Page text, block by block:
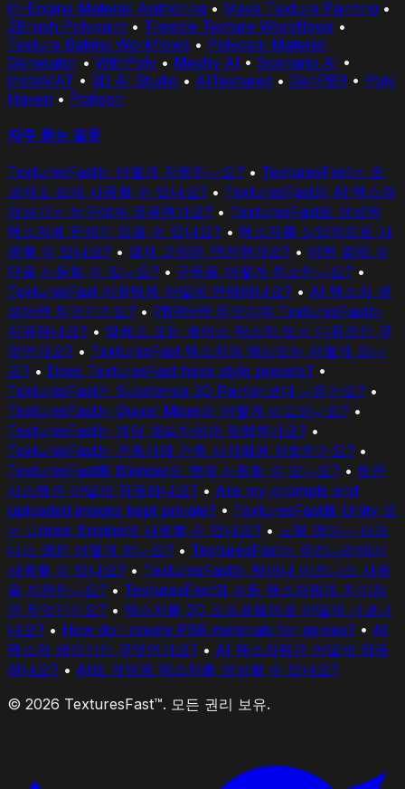
In-Engine Material Authoring • Maya Texture Painting •
ZBrush Polypaint • Tileable Texture Workflows •
Texture Baking Workflows • Polycam Material
Generator • WithPoly • Meshy AI • Scenario AI •
InstaMAT • 3D AI Studio • AITextured • GenPBR • Poly
Haven • Poliigon
자주 묻는 질문
TexturesFast는 어떻게 작동하나요? • TexturesFast는 초
보자도 쉽게 사용할 수 있나요? • TexturesFast의 AI 텍스처
생성기는 누구에게 유용한가요? • TexturesFast로 생성된
텍스처에 문제가 있을 수 있나요? • 텍스처를 상업적으로 사
용할 수 있나요? • 결제 과정은 안전한가요? • 어떤 결제 수
단을 사용할 수 있나요? • 구독을 어떻게 취소하나요? •
TexturesFast 지원팀에 어떻게 연락하나요? • AI 텍스처 생
성이란 무엇인가요? • PBR이란 무엇이며 TexturesFast는
지원하나요? • 알베도 또는 베이스 텍스처 또는 디퓨즈란 무
엇인가요? • TexturesFast 텍스처의 해상도는 어떻게 되나
요? • Does TexturesFast have style presets? •
TexturesFast가 Substance 3D Painter보다 나은가요? •
TexturesFast는 Quixel Mixer와 어떻게 비교되나요? •
TexturesFast는 게임 개발자에게 적합한가요? •
TexturesFast는 건축가와 건축 시각화에 적합한가요? •
TexturesFast를 Blender와 함께 사용할 수 있나요? • 토큰
시스템은 어떻게 작동하나요? • Are my prompts and
uploaded images kept private? • TexturesFast를 Unity 또
는 Unreal Engine에 사용할 수 있나요? • 노멀 맵이나 러프
니스 맵은 어떻게 얻나요? • TexturesFast는 우리나라에서
사용할 수 있나요? • TexturesFast는 팀이나 비즈니스 사용
을 지원하나요? • TexturesFast와 수동 텍스처링의 차이점
은 무엇인가요? • 텍스처를 3D 소프트웨어로 어떻게 내보내
나요? • How do I create PBR materials for games? • AI
텍스처 생성기란 무엇인가요? • AI 텍스처링은 어떻게 작동
하나요? • AI로 게임용 텍스처를 생성할 수 있나요?
© 2026 TexturesFast™. 모든 권리 보유.